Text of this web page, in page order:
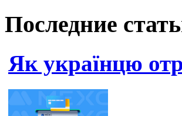
Последние
Як українцю